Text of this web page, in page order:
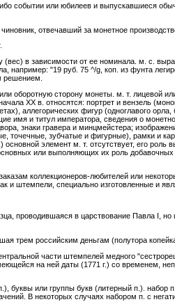
событии или юбилеев и выпускавшиеся
отвечавший за монетное
в зависимости от ее номинала. м. с.
например: "19 руб. 75 ^/g, коп. из фунта
решением.
оборотную сторону монеты. м. т. лицевой
XX в. относятся: портрет и вензель
аллегорических фигур (одноглавого
имя и титул императора, сведения о
знаки гравера и минцмейстера;
зубчатые и фигурные), рамки и
основной элемент м. т. отсутствует, его
или выполняющих их роль добавочных
коллекционеров-любителей или
и штемпели, специально изготовленные и
проводившаяся в царствование Павла I,
трем российским деньгам (полутора
части штемпелей медного
на ней даты (1771 г.) со временем,
или группы букв (литерный п.). набор
В некоторых случаях набором п. с